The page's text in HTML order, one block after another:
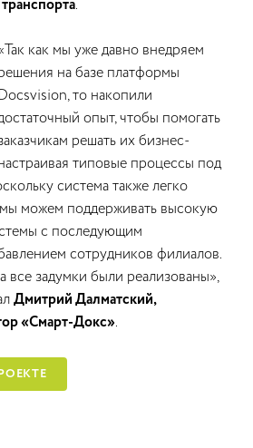
.
как мы уже давно внедряем
на базе платформы
Docsvision, то накопили
опыт, чтобы помогать
решать их бизнес-
типовые процессы под
система также легко
мы можем поддерживать высокую
c последующим
сотрудников филиалов.
все задумки были реализованы»,
Дмитрий Далматский,
«Смарт-Докс».